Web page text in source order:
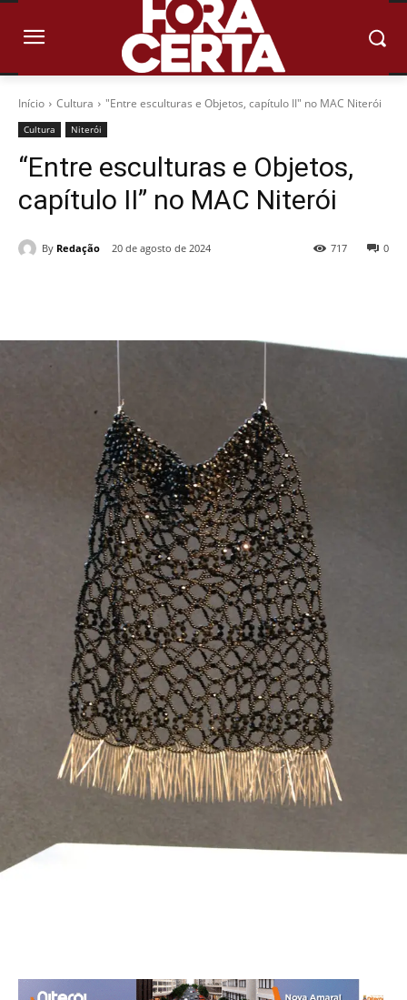
Início Cultura "Entre esculturas e Objetos, capítulo II" no MAC Niterói
Cultura Niterói
“Entre esculturas e Objetos,
capítulo II” no MAC Niterói
By Redação 20 de agosto de 2024 0
717